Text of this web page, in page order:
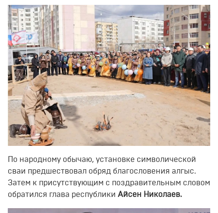
По народному обычаю, установке символической
сваи предшествовал обряд благословения алгыс.
Затем к присутствующим с поздравительным словом
обратился глава республики Айсен Николаев.